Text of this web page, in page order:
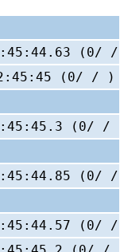
(0/
(0/ / )
(0/ /
(0/
(0/